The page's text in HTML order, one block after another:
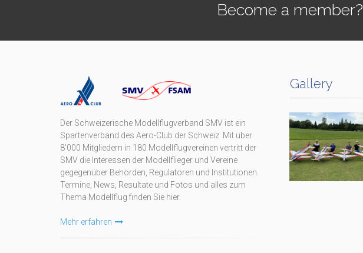
Become a member?
Der Schweizerische Modellflugverband SMV ist ein
Spartenverband des Aero-Club der Schweiz. Mit über
8'000 Mitgliedern in 180 Modellflugvereinen vertritt der
SMV die Interessen der Modellflieger und Vereine
gegegenüber Behörden, Regulatoren und Institutionen.
Termine, News, Resultate und Fotos und alles zum
Thema Modellflug finden Sie hier.
Mehr erfahren
Gallery